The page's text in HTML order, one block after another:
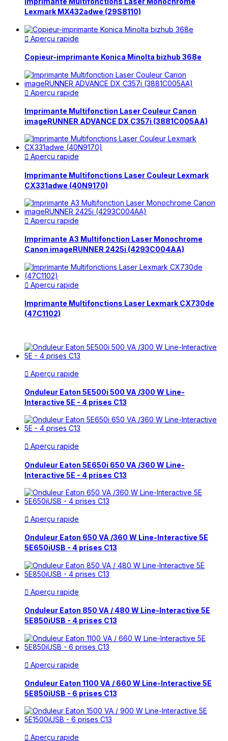
Lexmark MX432adwe (29S8110)
 Aperçu rapide
Copieur-imprimante Konica Minolta bizhub 368e
 Aperçu rapide
Imprimante Multifonction Laser Couleur Canon
imageRUNNER ADVANCE DX C357i (3881C005AA)
 Aperçu rapide
Imprimante Multifonctions Laser Couleur Lexmark
CX331adwe (40N9170)
 Aperçu rapide
Imprimante A3 Multifonction Laser Monochrome
Canon imageRUNNER 2425i (4293C004AA)
 Aperçu rapide
Imprimante Multifonctions Laser Lexmark CX730de
(47C1102)
 Aperçu rapide
Onduleur Eaton 5E500i 500 VA /300 W Line-
Interactive 5E - 4 prises C13
 Aperçu rapide
Onduleur Eaton 5E650i 650 VA /360 W Line-
Interactive 5E - 4 prises C13
 Aperçu rapide
Onduleur Eaton 650 VA /360 W Line-Interactive 5E
5E650iUSB - 4 prises C13
 Aperçu rapide
Onduleur Eaton 850 VA / 480 W Line-Interactive 5E
5E850iUSB - 4 prises C13
 Aperçu rapide
Onduleur Eaton 1100 VA / 660 W Line-Interactive 5E
5E850iUSB - 6 prises C13
 Aperçu rapide